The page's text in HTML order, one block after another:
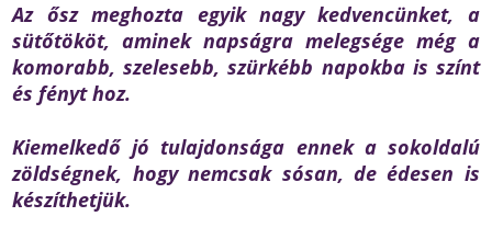
Az ősz meghozta egyik nagy kedvencünket, a
sütőtököt, aminek napságra melegsége még a
komorabb, szelesebb, szürkébb napokba is színt
és fényt hoz.
Kiemelkedő jó tulajdonsága ennek a sokoldalú
zöldségnek, hogy nemcsak sósan, de édesen is
készíthetjük.